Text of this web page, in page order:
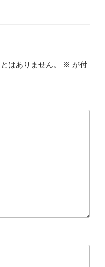
はありません。 ※ が付